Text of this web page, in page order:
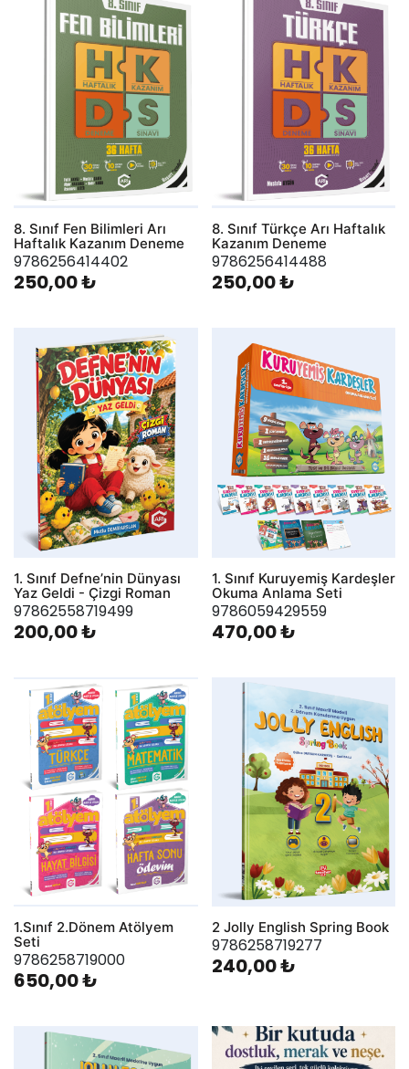
8. Sınıf Fen Bilimleri Arı
Haftalık Kazanım Deneme
9786256414402
250,00 ₺
8. Sınıf Türkçe Arı Haftalık
Kazanım Deneme
9786256414488
250,00 ₺
1. Sınıf Defne’nin Dünyası
Yaz Geldi - Çizgi Roman
97862558719499
200,00 ₺
1. Sınıf Kuruyemiş Kardeşler
Okuma Anlama Seti
9786059429559
470,00 ₺
1.Sınıf 2.Dönem Atölyem
Seti
9786258719000
650,00 ₺
2 Jolly English Spring Book
9786258719277
240,00 ₺